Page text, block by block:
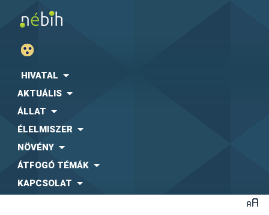
HIVATAL
AKTUÁLIS
ÁLLAT
ÉLELMISZER
NÖVÉNY
ÁTFOGÓ TÉMÁK
KAPCSOLAT